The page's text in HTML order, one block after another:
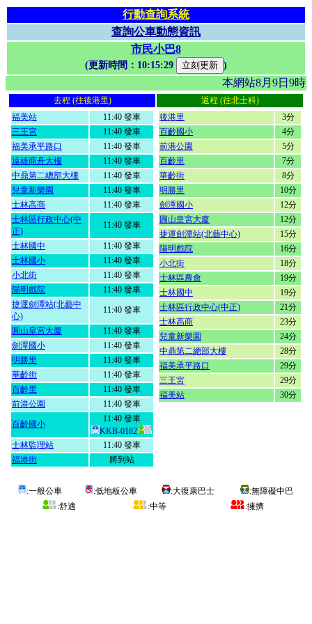
行動查詢系統
查詢公車動態資訊
市民小巴8
(更新時間： 10:15:29 )
本網站8月9日9
去程 (往後港里)
返程 (往北士科)
福美站
11:40 發車
三王宮
11:40 發車
福美承平路口
11:40 發車
遠雄商舟大樓
11:40 發車
中鼎第二總部大樓
11:40 發車
兒童新樂園
11:40 發車
士林高商
11:40 發車
士林區行政中心(中
正)
11:40 發車
士林國中
11:40 發車
士林國小
11:40 發車
小北街
11:40 發車
陽明戲院
11:40 發車
捷運劍潭站(北藝中
心)
11:40 發車
圓山皇宮大廈
11:40 發車
劍潭國小
11:40 發車
明勝里
11:40 發車
華齡街
11:40 發車
百齡里
11:40 發車
前港公園
11:40 發車
百齡國小
11:40 發車
KKB-0182
士林監理站
11:40 發車
福港街
將到站
後港里
3分
百齡國小
4分
前港公園
5分
百齡里
7分
華齡街
8分
明勝里
10分
劍潭國小
12分
圓山皇宮大廈
12分
捷運劍潭站(北藝中心)
15分
陽明戲院
16分
小北街
18分
士林區農會
19分
士林國中
19分
士林區行政中心(中正)
21分
士林高商
23分
兒童新樂園
24分
中鼎第二總部大樓
28分
福美承平路口
29分
三王宮
29分
福美站
30分
:一般公車 :低地板公車 :大復康巴士
:無障礙中巴
:舒適
:中等 :擁擠